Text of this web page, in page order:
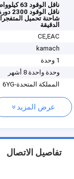
ناقل الوقود 63 كيلوواط
ناقل الوقود 2300 دورة في الدقيقة
الدقيقة
CE,EAC
kamach
1 وحدة
وحدة واحدة 8 أشهر
المملكة المتحدة-6YG
عرض المزيد
تفاصيل الاتصال